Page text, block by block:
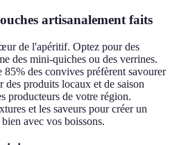
artisanalement faits
de l'apéritif. Optez pour des
des mini-quiches ou des verrines.
des convives préfèrent savourer
des produits locaux et de saison
producteurs de votre région.
et les saveurs pour créer un
avec vos boissons.